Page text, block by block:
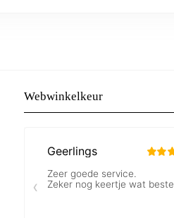
Webwinkelkeur